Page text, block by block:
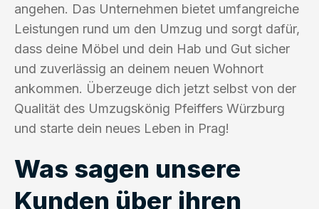
angehen. Das Unternehmen bietet umfangreiche
Leistungen rund um den Umzug und sorgt dafür,
dass deine Möbel und dein Hab und Gut sicher
und zuverlässig an deinem neuen Wohnort
ankommen. Überzeuge dich jetzt selbst von der
Qualität des Umzugskönig Pfeiffers Würzburg
und starte dein neues Leben in Prag!
Was sagen unsere
Kunden über ihren